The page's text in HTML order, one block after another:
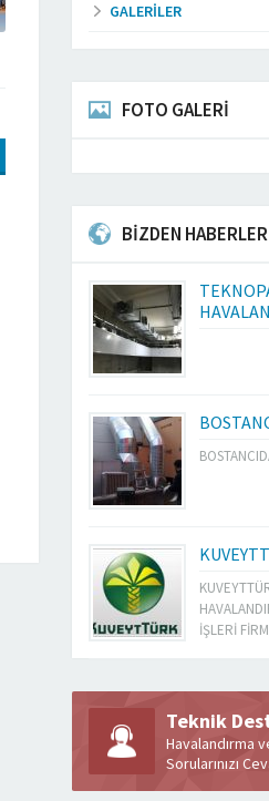
GALERILER
FOTO GALERİ
BİZDEN HABERLER
İŞLERİ
Teknik
Havalandırma
Sorularınızı